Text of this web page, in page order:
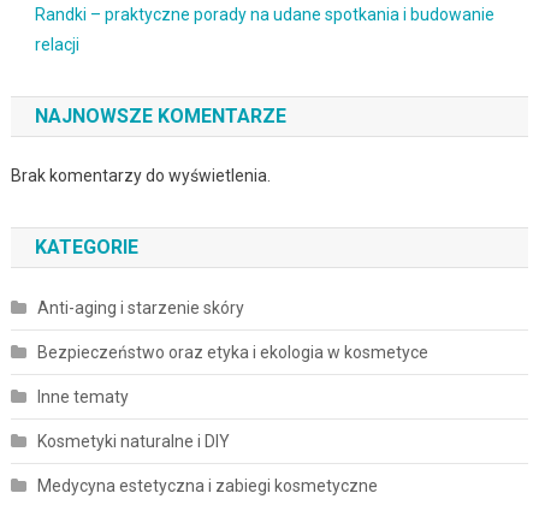
Randki – praktyczne porady na udane spotkania i budowanie
relacji
NAJNOWSZE KOMENTARZE
Brak komentarzy do wyświetlenia.
KATEGORIE
Anti-aging i starzenie skóry
Bezpieczeństwo oraz etyka i ekologia w kosmetyce
Inne tematy
Kosmetyki naturalne i DIY
Medycyna estetyczna i zabiegi kosmetyczne